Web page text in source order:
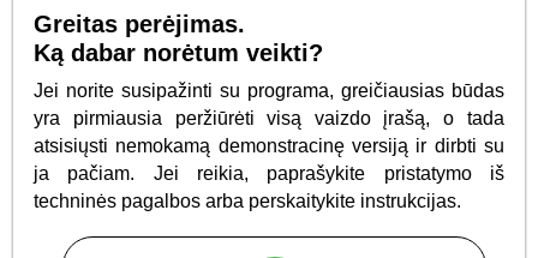
Greitas perėjimas.
Ką dabar norėtum veikti?
Jei norite susipažinti su programa, greičiausias būdas
yra pirmiausia peržiūrėti visą vaizdo įrašą, o tada
atsisiųsti nemokamą demonstracinę versiją ir dirbti su
ja pačiam. Jei reikia, paprašykite pristatymo iš
techninės pagalbos arba perskaitykite instrukcijas.